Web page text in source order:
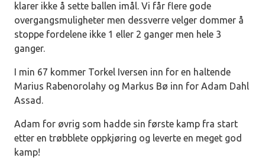
klarer ikke å sette ballen imål. Vi får flere gode
overgangsmuligheter men dessverre velger dommer å
stoppe fordelene ikke 1 eller 2 ganger men hele 3
ganger.
I min 67 kommer Torkel Iversen inn for en haltende
Marius Rabenorolahy og Markus Bø inn for Adam Dahl
Assad.
Adam for øvrig som hadde sin første kamp fra start
etter en trøbblete oppkjøring og leverte en meget god
kamp!